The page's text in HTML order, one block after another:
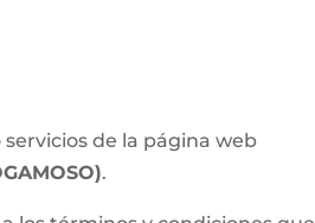
de la página web
.